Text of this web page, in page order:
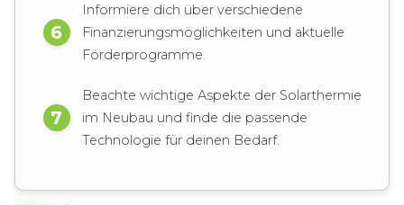
Informiere dich über verschiedene
Finanzierungsmöglichkeiten und aktuelle
Förderprogramme.
Beachte wichtige Aspekte der Solarthermie
im Neubau und finde die passende
Technologie für deinen Bedarf.